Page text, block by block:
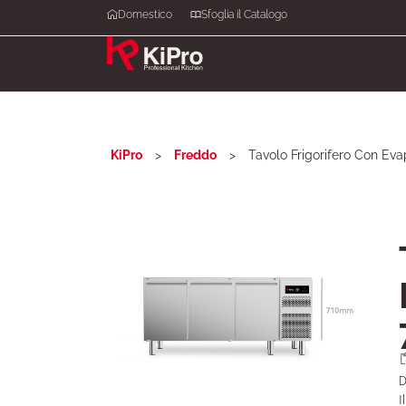
Domestico Sfoglia il Catalogo
KiPro > Freddo > Tavolo Frigorifero Con